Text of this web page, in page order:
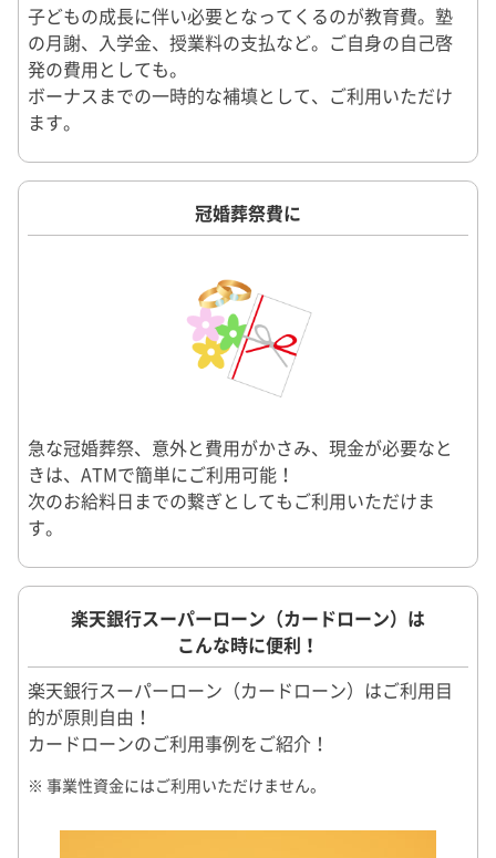
子どもの成長に伴い必要となってくるのが教育費。塾
の月謝、入学金、授業料の支払など。ご自身の自己啓
発の費用としても。
ボーナスまでの一時的な補填として、ご利用いただけ
ます。
冠婚葬祭費に
急な冠婚葬祭、意外と費用がかさみ、現金が必要なと
きは、ATMで簡単にご利用可能！
次のお給料日までの繋ぎとしてもご利用いただけま
す。
楽天銀行スーパーローン（カードローン）は
こんな時に便利！
楽天銀行スーパーローン（カードローン）はご利用目
的が原則自由！
カードローンのご利用事例をご紹介！
※ 事業性資金にはご利用いただけません。